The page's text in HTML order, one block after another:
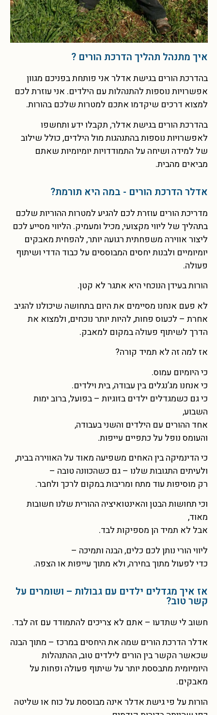
איך מתנהל תהליך הדרכת הורים ?
בהדרכת הורים בגישת אדלר אני פותחת בפניכם מגוון
אפשרויות נוספות להתנהלות עם הילדים. אני עוזרת לכם
למצוא דרכים שיקדמו אתכם למטרות שלכם בהורות.
בהדרכת הורים בגישת אדלר, תקבלו ידע ותחשפו
לאפשרויות נוספות בהתנהגות מול הילדים, כולל שילוב
של למידה ושיחה על התמודדויות יומיומיות שאתם
מביאים מהבית.
אדלר הדרכת הורים - במה היא תורמת?
מדריכת הורים עוזרת לכם להגיע למטרות ההוריות שלכם
בתהליך של ליווי מקצועי, מכיל ומעמיק. הליווי מסייע לכם
ליצור אווירה משפחתית רגועה יותר, להפחית מאבקים
יומיומיים ולבנות יחסים המבוססים על כבוד הדדי ושיתוף
פעולה.
הורות בעידן הנוכחי היא אתגר לא קטן.
לא פעם אנחנו מסיימים את היום בתחושה שיכולנו להגיב
אחרת – לכעוס פחות, להיות יותר נוכחים, ולמצוא את
הדרך לשיתוף פעולה במקום למאבק.
אז למה זה לא תמיד קורה?
כי היומיום עמוס.
כי אנחנו מג’נגלים בין עבודה, בית וילדים.
כי גם כשמגדלים ילדים בזוגיות – בפועל, ברוב ימות
השבוע,
אחד ההורים עם הילדים והשני בעבודה,
והעומס נופל על כתפיים עייפות.
כי הדינמיקה בין האחים משפיעה מאוד על האווירה בבית,
ולעיתים התגובות שלנו – גם כשהכוונה טובה –
רק מוסיפות עוד מתח ומריבות במקום לרכך ולחבר.
וכי תחושות הבטן והאינטואיציה ההורית שלנו חשובות
מאוד,
אבל לא תמיד הן מספיקות לבד.
ליווי הורי נותן לכם כלים, הבנה ותמיכה –
כדי לפעול מתוך בחירה, ולא מתוך עייפות או הצפה.
אז איך מגדלים ילדים עם גבולות – ושומרים על
קשר טוב?
חשוב לי שתדעו – אתם לא צריכים להתמודד עם זה לבד.
אדלר הדרכת הורים שמה את היחסים במרכז – מתוך הבנה
שכאשר הקשר בין הורים לילדים טוב, ההתנהלות
היומיומית מתבססת יותר על שיתוף פעולה ופחות על
מאבקים.
הורות על פי גישת אדלר אינה מבוססת על כוח או שליטה